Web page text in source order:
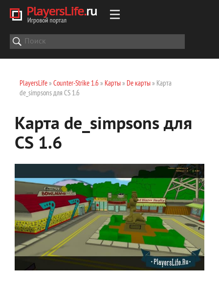
PlayersLife» Counter-Strike 1.6 » Карты» De карты» Карта
de_simpsons для CS 1.6
Карта de_simpsons для
CS 1.6